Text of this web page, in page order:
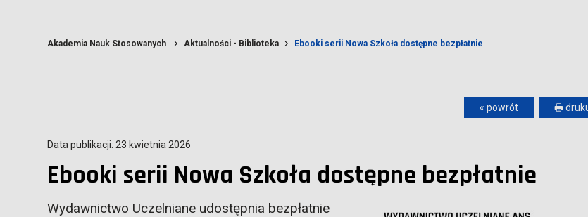
Akademia Nauk Stosowanych Aktualności - Biblioteka Ebooki serii Nowa Szkoła dostępne bezpłatnie
« powrót 🖶
Data publikacji: 23 kwietnia 2026
Ebooki serii Nowa Szkoła dostępne bezpłatnie
Wydawnictwo Uczelniane udostępnia bezpłatnie